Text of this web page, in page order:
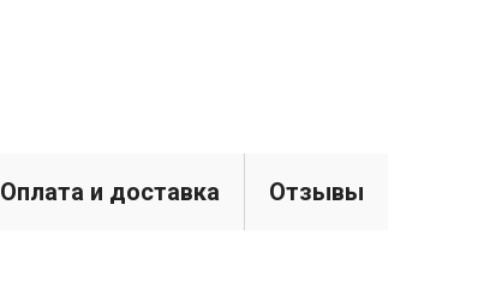
Оплата и доставка Отзывы